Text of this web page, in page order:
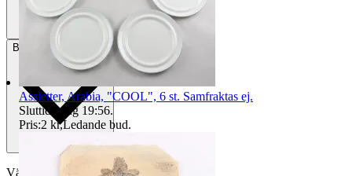
Betalning Via Tradera
Välj till köparskydd
Assietter, Arabia, "COOL", 6 st. Samfraktas ej.
Sluttid 9 aug 19:56.
Pris:2 kr,Ledande bud.